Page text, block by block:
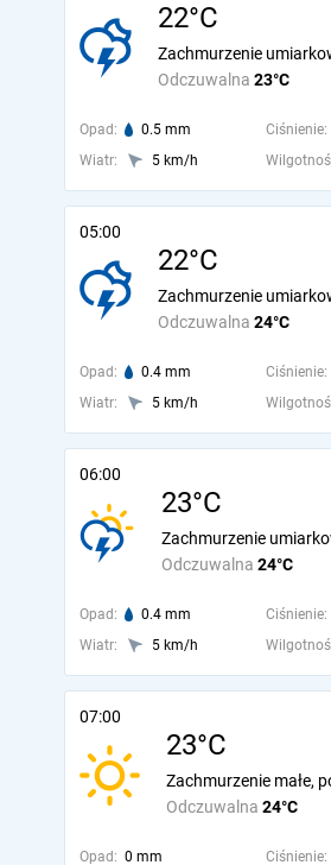
22°C
Odczuwalna 23°C
Zachmurzenie
Opad: 0.5 mm Ciśnienie:
Wiatr:
5 km/h
05:00
22°C
Odczuwalna 24°C
Zachmurzenie
Opad: 0.4 mm Ciśnienie:
Wiatr:
5 km/h
06:00
23°C
Odczuwalna 24°C
Zachmurzenie
Opad: 0.4 mm Ciśnienie:
Wiatr:
5 km/h
07:00
23°C
Odczuwalna 24°C
Zachmurzenie małe,
Opad: 0 mm Ciśnienie: